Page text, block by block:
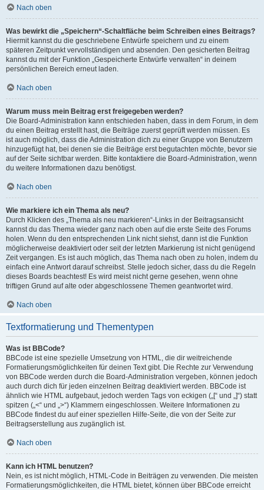
Nach oben
Was bewirkt die „Speichern“-Schaltfläche beim Schreiben eines Beitrags?
Hiermit kannst du die geschriebene Entwürfe speichern und zu einem
späteren Zeitpunkt vervollständigen und absenden. Den gesicherten Beitrag
kannst du mit der Funktion „Gespeicherte Entwürfe verwalten“ in deinem
persönlichen Bereich erneut laden.
Nach oben
Warum muss mein Beitrag erst freigegeben werden?
Die Board-Administration kann entschieden haben, dass in dem Forum, in dem
du einen Beitrag erstellt hast, die Beiträge zuerst geprüft werden müssen. Es
ist auch möglich, dass die Administration dich zu einer Gruppe von Benutzern
hinzugefügt hat, bei denen sie die Beiträge erst begutachten möchte, bevor sie
auf der Seite sichtbar werden. Bitte kontaktiere die Board-Administration, wenn
du weitere Informationen dazu benötigst.
Nach oben
Wie markiere ich ein Thema als neu?
Durch Klicken des „Thema als neu markieren“-Links in der Beitragsansicht
kannst du das Thema wieder ganz nach oben auf die erste Seite des Forums
holen. Wenn du den entsprechenden Link nicht siehst, dann ist die Funktion
möglicherweise deaktiviert oder seit der letzten Markierung ist nicht genügend
Zeit vergangen. Es ist auch möglich, das Thema nach oben zu holen, indem du
einfach eine Antwort darauf schreibst. Stelle jedoch sicher, dass du die Regeln
dieses Boards beachtest! Es wird meist nicht gerne gesehen, wenn ohne
triftigen Grund auf alte oder abgeschlossene Themen geantwortet wird.
Nach oben
Textformatierung und Thementypen
Was ist BBCode?
BBCode ist eine spezielle Umsetzung von HTML, die dir weitreichende
Formatierungsmöglichkeiten für deinen Text gibt. Die Rechte zur Verwendung
von BBCode werden durch die Board-Administration vergeben, können jedoch
auch durch dich für jeden einzelnen Beitrag deaktiviert werden. BBCode ist
ähnlich wie HTML aufgebaut, jedoch werden Tags von eckigen („[“ und „]“) statt
spitzen („<“ und „>“) Klammern eingeschlossen. Weitere Informationen zu
BBCode findest du auf einer speziellen Hilfe-Seite, die von der Seite zur
Beitragserstellung aus zugänglich ist.
Nach oben
Kann ich HTML benutzen?
Nein, es ist nicht möglich, HTML-Code in Beiträgen zu verwenden. Die meisten
Formatierungsmöglichkeiten, die HTML bietet, können über BBCode erreicht